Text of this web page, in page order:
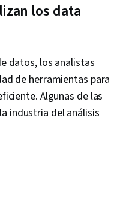
Skills, Ggplot2, Data
Pandas (Python
Analytical Skills,
Principles,
Programming, SQL,
Quality, Data
Data Sharing, Data
Tableau Software,
los data
datos, los analistas
de herramientas para
Algunas de las
industria del análisis